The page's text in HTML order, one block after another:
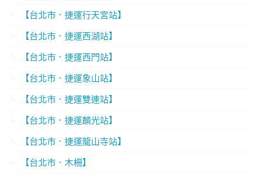
【台北市．捷運行天宮站】
【台北市．捷運西湖站】
【台北市．捷運西門站】
【台北市．捷運象山站】
【台北市．捷運雙連站】
【台北市．捷運麟光站】
【台北市．捷運龍山寺站】
【台北市．木柵】